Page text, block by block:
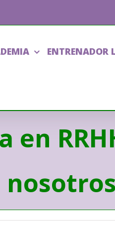
ENTRENADOR